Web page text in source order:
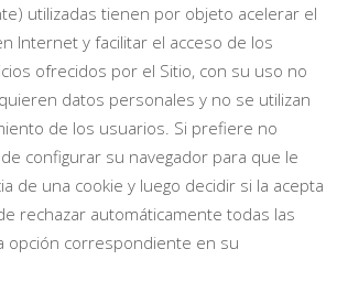
utilizadas tienen por objeto acelerar el
Internet y facilitar el acceso de los
ofrecidos por el Sitio, con su uso no
datos personales y no se utilizan
de los usuarios. Si prefiere no
configurar su navegador para que le
de una cookie y luego decidir si la acepta
rechazar automáticamente todas las
opción correspondiente en su